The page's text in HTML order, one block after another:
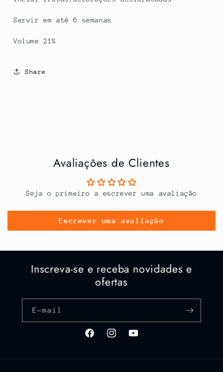
Servir em até 6 semanas
Volume 21%
Share
Avaliações de Clientes
Seja o primeiro a escrever uma avaliação
Escrever uma avaliação
Inscreva-se e receba novidades e
ofertas
E-mail
FacebookInstagramYouTube